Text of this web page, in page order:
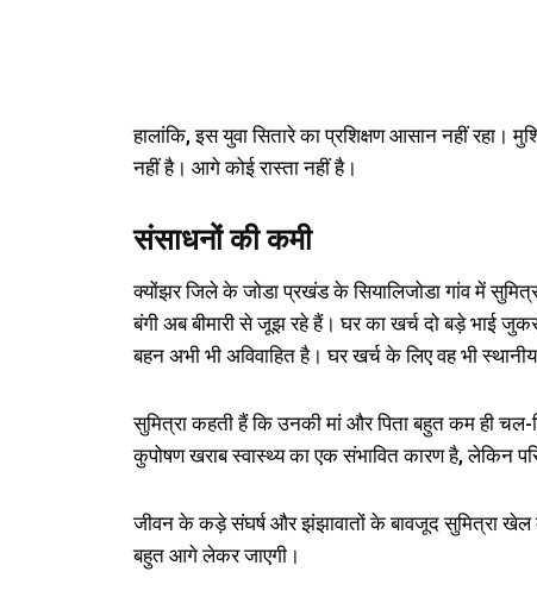
हालांकि, इस युवा सितारे का प्रशिक्षण आसान नहीं
नहीं है। आगे कोई रास्ता नहीं है।
संसाधनों की कमी
क्योंझर जिले के जोडा प्रखंड के सियालिजोडा गांव में
बंगी अब बीमारी से जूझ रहे हैं। घर का खर्च दो बड़े भाई
बहन अभी भी अविवाहित है। घर खर्च के लिए वह भी
सुमित्रा कहती हैं कि उनकी मां और पिता बहुत कम ही
कुपोषण खराब स्वास्थ्य का एक संभावित कारण है, लेकिन
जीवन के कड़े संघर्ष और झंझावातों के बावजूद सुमित्रा खेल
बहुत आगे लेकर जाएगी।